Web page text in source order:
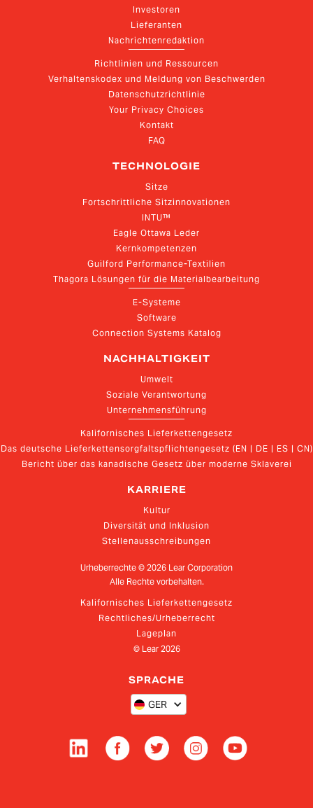
Investoren
Lieferanten
Nachrichtenredaktion
Richtlinien und Ressourcen
Verhaltenskodex und Meldung von Beschwerden
Datenschutzrichtlinie
Your Privacy Choices
Kontakt
FAQ
TECHNOLOGIE
Sitze
Fortschrittliche Sitzinnovationen
INTU™
Eagle Ottawa Leder
Kernkompetenzen
Guilford Performance-Textilien
Thagora Lösungen für die Materialbearbeitung
E-Systeme
Software
Connection Systems Katalog
NACHHALTIGKEIT
Umwelt
Soziale Verantwortung
Unternehmensführung
Kalifornisches Lieferkettengesetz
Das deutsche Lieferkettensorgfaltspflichtengesetz (EN | DE | ES | CN)
Bericht über das kanadische Gesetz über moderne Sklaverei
KARRIERE
Kultur
Diversität und Inklusion
Stellenausschreibungen
Urheberrechte © 2026 Lear Corporation
Alle Rechte vorbehalten.
Kalifornisches Lieferkettengesetz
Rechtliches/Urheberrecht
Lageplan
© Lear 2026
SPRACHE
GER